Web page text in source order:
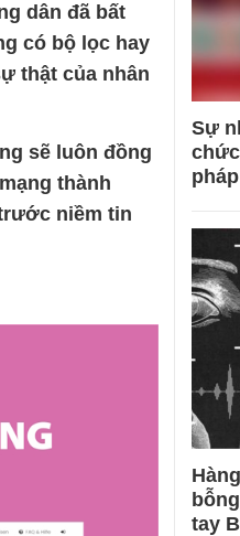
dân đã bất
có bộ lọc hay
thật của nhân
sẽ luôn đồng
thành
niềm tin
Sự
tay